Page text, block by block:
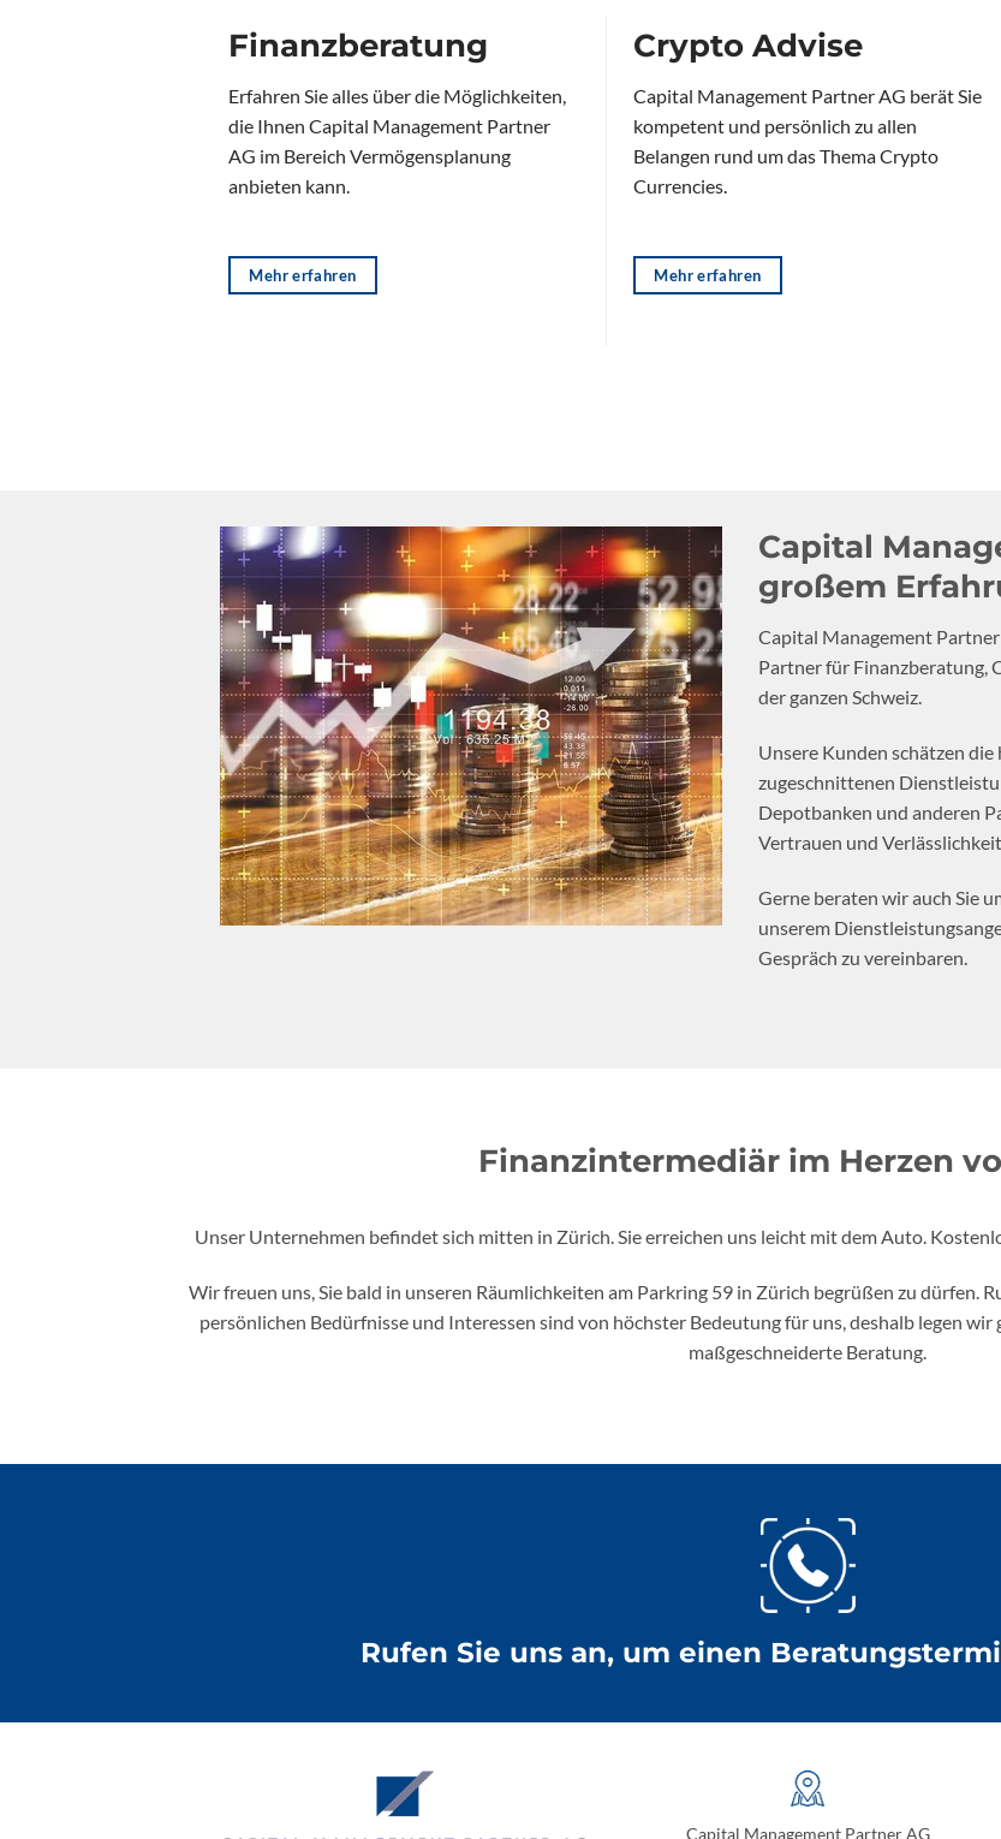
Finanzberatung
Erfahren Sie alles über die Möglichkeiten,
die Ihnen Capital Management Partner
AG im Bereich Vermögensplanung
anbieten kann.
Mehr erfahren
Crypto Advise
Capital Management Partner AG berät Sie
kompetent und persönlich zu allen
Belangen rund um das Thema Crypto
Currencies.
Mehr erfahren
Capital
großem
Capital Management
Partner für Finanzberatung,
der ganzen Schweiz.
Unsere Kunden schätzen
zugeschnittenen
Depotbanken und anderen
Vertrauen und
Gerne beraten wir auch Sie
unserem
Gespräch zu vereinbaren.
Finanzintermediär im Herzen
Unser Unternehmen befindet sich mitten in Zürich. Sie erreichen uns leicht mit dem Auto.
Wir freuen uns, Sie bald in unseren Räumlichkeiten am Parkring 59 in Zürich begrüßen zu dürfen.
persönlichen Bedürfnisse und Interessen sind von höchster Bedeutung für uns, deshalb legen
maßgeschneiderte Beratung.
Rufen Sie uns an, um einen
Capital Management Partner AG